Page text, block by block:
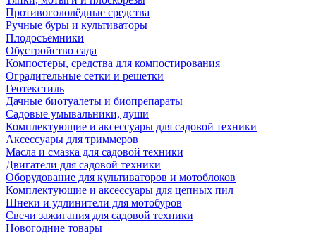
Противогололёдные средства
Ручные буры и культиваторы
Плодосъёмники
Обустройство сада
Компостеры, средства для компостирования
Оградительные сетки и решетки
Геотекстиль
Дачные биотуалеты и биопрепараты
Садовые умывальники, души
Комплектующие и аксессуары для садовой техники
Аксессуары для триммеров
Масла и смазка для садовой техники
Двигатели для садовой техники
Оборудование для культиваторов и мотоблоков
Комплектующие и аксессуары для цепных пил
Шнеки и удлинители для мотобуров
Свечи зажигания для садовой техники
Новогодние товары